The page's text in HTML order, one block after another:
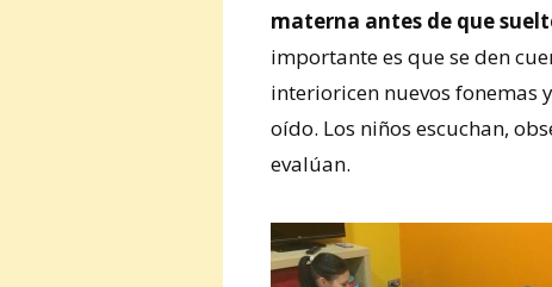
materna antes de que
importante es que se den
interioricen nuevos fonemas
oído. Los niños escuchan,
evalúan.